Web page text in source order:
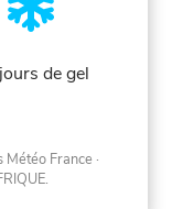
de gel
Météo France ·